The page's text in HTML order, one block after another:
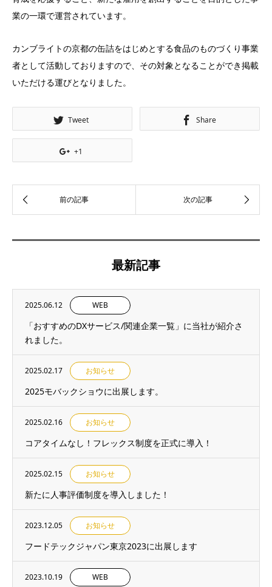
業の一環で運営されています。
カンブライトの京都の缶詰をはじめとする食品のものづくり事業
者として活動しておりますので、その対象となることができ掲載
いただける運びとなりました。
Tweet Share
+1
最新記事
2025.06.12 WEB
「おすすめのDXサービス/関連企業一覧」に当社が紹介さ
れました。
2025.02.17 お知らせ
2025モバックショウに出展します。
2025.02.16 お知らせ
コアタイムなし！フレックス制度を正式に導入！
2025.02.15 お知らせ
新たに人事評価制度を導入しました！
2023.12.05 お知らせ
フードテックジャパン東京2023に出展します
2023.10.19 WEB